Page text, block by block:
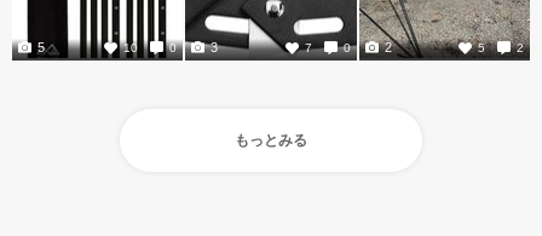
10 0
5 7 0
3 5 2
2
もっとみる